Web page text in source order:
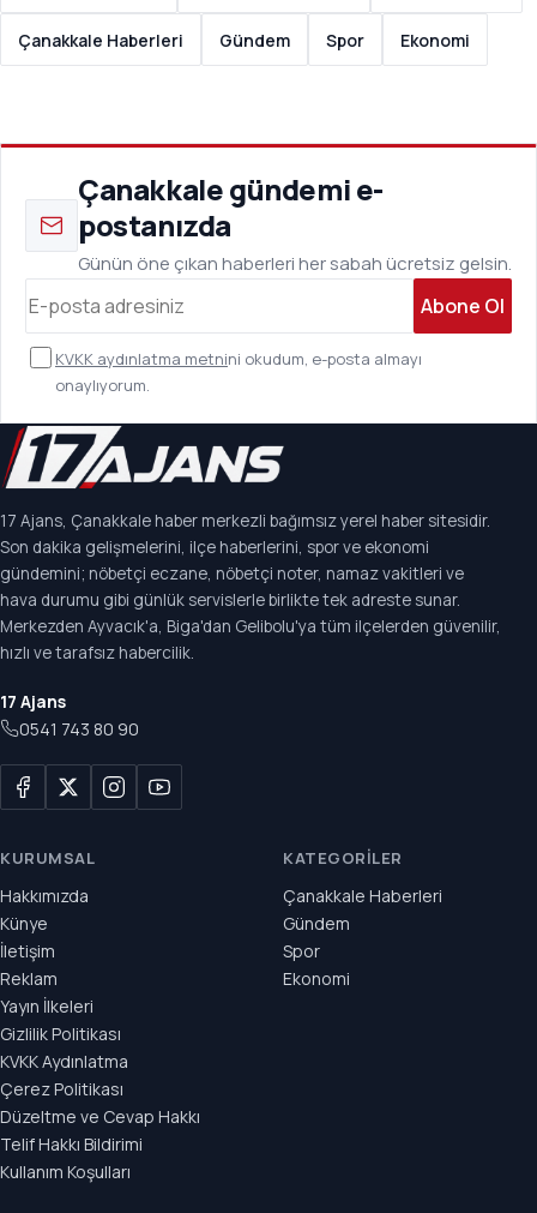
Çanakkale Haberleri Gündem Spor Ekonomi
Çanakkale gündemi e-
postanızda
Günün öne çıkan haberleri her sabah ücretsiz gelsin.
Abone Ol
KVKK aydınlatma metnini okudum, e-posta almayı
onaylıyorum.
17 Ajans, Çanakkale haber merkezli bağımsız yerel haber sitesidir.
Son dakika gelişmelerini, ilçe haberlerini, spor ve ekonomi
gündemini; nöbetçi eczane, nöbetçi noter, namaz vakitleri ve
hava durumu gibi günlük servislerle birlikte tek adreste sunar.
Merkezden Ayvacık'a, Biga'dan Gelibolu'ya tüm ilçelerden güvenilir,
hızlı ve tarafsız habercilik.
17 Ajans
0541 743 80 90
KURUMSAL
Hakkımızda
Künye
İletişim
Reklam
Yayın İlkeleri
Gizlilik Politikası
KVKK Aydınlatma
Çerez Politikası
Düzeltme ve Cevap Hakkı
Telif Hakkı Bildirimi
Kullanım Koşulları
KATEGORILER
Çanakkale Haberleri
Gündem
Spor
Ekonomi